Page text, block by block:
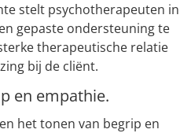
stelt psychotherapeuten in
gepaste ondersteuning te
therapeutische relatie
bij de cliënt.
en empathie.
het tonen van begrip en